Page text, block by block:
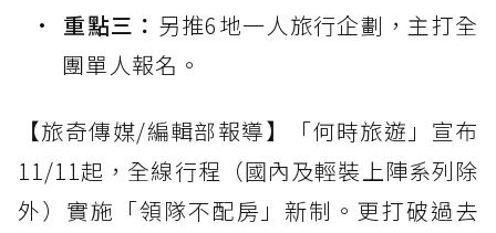
重點三： 另推6地一人旅行企劃，主打全
團單人報名。
【旅奇傳媒/編輯部報導】「何時旅遊」宣布
11/11起，全線行程（國內及輕裝上陣系列除
外）實施「領隊不配房」新制。更打破過去